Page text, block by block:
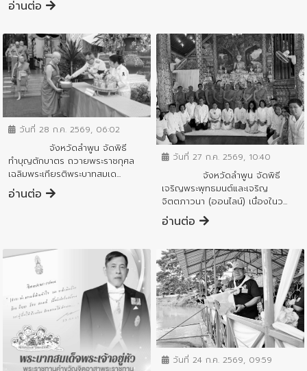
อ่านต่อ
ข่าวกิจกรรมสำคัญจังหวัด
วันที่ 28 ก.ค. 2569, 06:02
จังหวัดลำพูน จัดพิธี
ทำบุญตักบาตร ถวายพระราชกุศล
เฉลิมพระเกียรติพระบาทสมเด...
อ่านต่อ
ข่าวกิจกรรมสำคัญจังหวัด
วันที่ 27 ก.ค. 2569, 10:40
จังหวัดลำพูน จัดพิธี
เจริญพระพุทธมนต์และเจริญ
จิตตภาวนา (ออนไลน์) เนื่องในว...
อ่านต่อ
ข่าวกิจกรรมสำคัญจังหวัด
วันที่ 24 ก.ค. 2569, 09:59